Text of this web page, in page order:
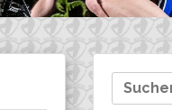
Suchen
nach: